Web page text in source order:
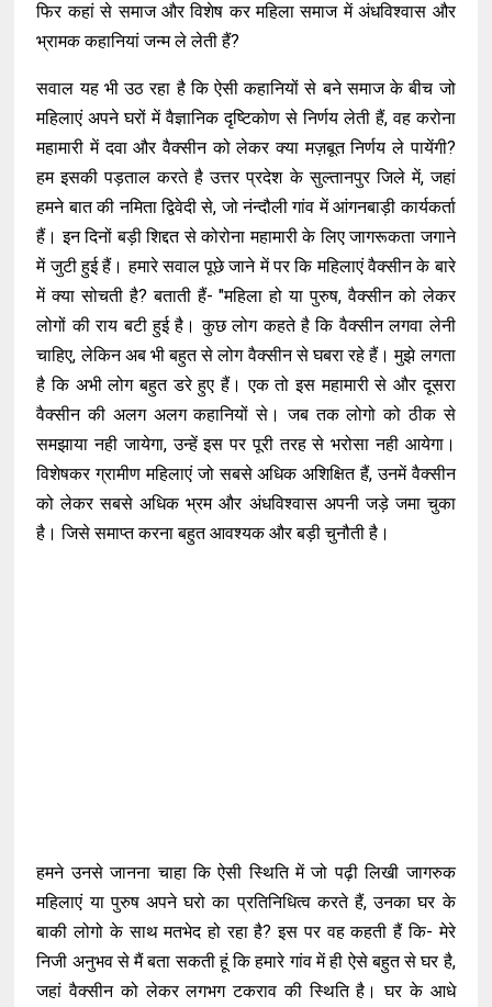
फिर कहां से समाज और विशेष कर महिला समाज में अंधविश्वास और
भ्रामक कहानियां जन्म ले लेती हैं?
सवाल यह भी उठ रहा है कि ऐसी कहानियों से बने समाज के बीच जो
महिलाएं अपने घरों में वैज्ञानिक दृष्टिकोण से निर्णय लेती हैं, वह करोना
महामारी में दवा और वैक्सीन को लेकर क्या मज़बूत निर्णय ले पायेंगी?
हम इसकी पड़ताल करते है उत्तर प्रदेश के सुल्तानपुर जिले में, जहां
हमने बात की नमिता द्विवेदी से, जो नंन्दौली गांव में आंगनबाड़ी कार्यकर्ता
हैं। इन दिनों बड़ी शिद्दत से कोरोना महामारी के लिए जागरूकता जगाने
में जुटी हुई हैं। हमारे सवाल पूछे जाने में पर कि महिलाएं वैक्सीन के बारे
में क्या सोचती है? बताती हैं- "महिला हो या पुरुष, वैक्सीन को लेकर
लोगों की राय बटी हुई है। कुछ लोग कहते है कि वैक्सीन लगवा लेनी
चाहिए, लेकिन अब भी बहुत से लोग वैक्सीन से घबरा रहे हैं। मुझे लगता
है कि अभी लोग बहुत डरे हुए हैं। एक तो इस महामारी से और दूसरा
वैक्सीन की अलग अलग कहानियों से। जब तक लोगो को ठीक से
समझाया नही जायेगा, उन्हें इस पर पूरी तरह से भरोसा नही आयेगा।
विशेषकर ग्रामीण महिलाएं जो सबसे अधिक अशिक्षित हैं, उनमें वैक्सीन
को लेकर सबसे अधिक भ्रम और अंधविश्वास अपनी जड़े जमा चुका
है। जिसे समाप्त करना बहुत आवश्यक और बड़ी चुनौती है।
हमने उनसे जानना चाहा कि ऐसी स्थिति में जो पढ़ी लिखी जागरुक
महिलाएं या पुरुष अपने घरो का प्रतिनिधित्व करते हैं, उनका घर के
बाकी लोगो के साथ मतभेद हो रहा है? इस पर वह कहती हैं कि- मेरे
निजी अनुभव से मैं बता सकती हूं कि हमारे गांव में ही ऐसे बहुत से घर है,
जहां वैक्सीन को लेकर लगभग टकराव की स्थिति है। घर के आधे